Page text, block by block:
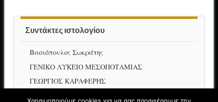
Συντάκτες ιστολογίου
Βασιόπουλος Σωκράτης
ΓΕΝΙΚΟ ΛΥΚΕΙΟ ΜΕΣΟΠΟΤΑΜΙΑΣ
ΓΕΩΡΓΙΟΣ ΚΑΡΑΦΕΡΗΣ